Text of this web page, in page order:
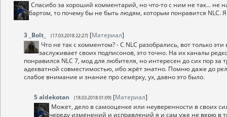
Спасибо за хороший комментарий, но что-то с ним не так... не
бартом, то почему бы не быть людям, которым понравится NLC. Я
3 _Bolt_ (17.03.2018 22:27) [Материал]
Что не так с комментом? - С NLC разобрались, вот только
заслуживает своих подписонов, это точно. На их каналы
понравился NLC 7, мод для любителя, но интересен до сих пор за
адекватной совместимостью, ибо жрёт знатно. Помню даже до
слабое внимание и знание про семёрку, ух, давно это было.
5aldekotan (18.03.2018 01:09) [Материал]
Может, дело в самооценке или неуверенности в своих
череду изменений и исправлений я и сам уже не верю в